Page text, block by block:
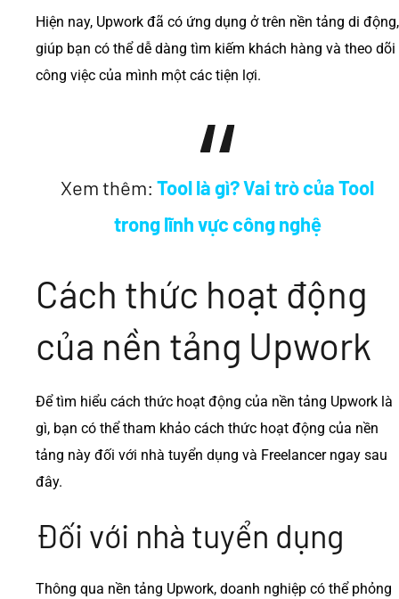
Hiện nay, Upwork đã có ứng dụng ở trên nền tảng di động,
giúp bạn có thể dễ dàng tìm kiếm khách hàng và theo dõi
công việc của mình một các tiện lợi.
Xem thêm: Tool là gì? Vai trò của Tool
trong lĩnh vực công nghệ
Cách thức hoạt động
của nền tảng Upwork
Để tìm hiểu cách thức hoạt động của nền tảng Upwork là
gì, bạn có thể tham khảo cách thức hoạt động của nền
tảng này đối với nhà tuyển dụng và Freelancer ngay sau
đây.
Đối với nhà tuyển dụng
Thông qua nền tảng Upwork, doanh nghiệp có thể phỏng